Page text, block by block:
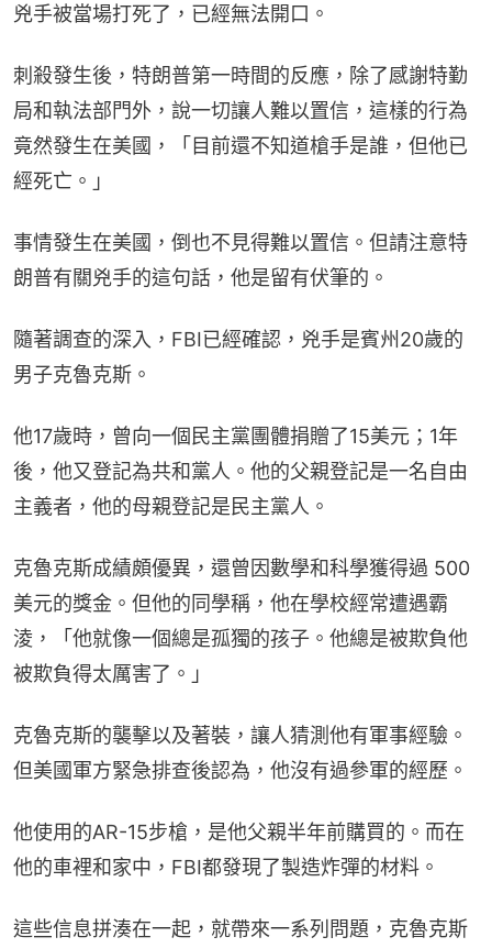
兇手被當場打死了，已經無法開口。
刺殺發生後，特朗普第一時間的反應，除了感謝特勤
局和執法部門外，說一切讓人難以置信，這樣的行為
竟然發生在美國，「目前還不知道槍手是誰，但他已
經死亡。」
事情發生在美國，倒也不見得難以置信。但請注意特
朗普有關兇手的這句話，他是留有伏筆的。
隨著調查的深入，FBI已經確認，兇手是賓州20歲的
男子克魯克斯。
他17歲時，曾向一個民主黨團體捐贈了15美元；1年
後，他又登記為共和黨人。他的父親登記是一名自由
主義者，他的母親登記是民主黨人。
克魯克斯成績頗優異，還曾因數學和科學獲得過 500
美元的獎金。但他的同學稱，他在學校經常遭遇霸
淩，「他就像一個總是孤獨的孩子。他總是被欺負他
被欺負得太厲害了。」
克魯克斯的襲擊以及著裝，讓人猜測他有軍事經驗。
但美國軍方緊急排查後認為，他沒有過參軍的經歷。
他使用的AR-15步槍，是他父親半年前購買的。而在
他的車裡和家中，FBI都發現了製造炸彈的材料。
這些信息拼湊在一起，就帶來一系列問題，克魯克斯